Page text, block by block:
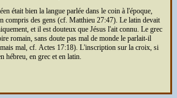
était bien la langue parlée dans le coin à l'époque,
compris des gens (cf. Matthieu 27:47). Le latin devait
et il est douteux que Jésus l'ait connu. Le grec
romain, sans doute pas mal de monde le parlait-il
mal, cf. Actes 17:18). L'inscription sur la croix, si
hébreu, en grec et en latin.